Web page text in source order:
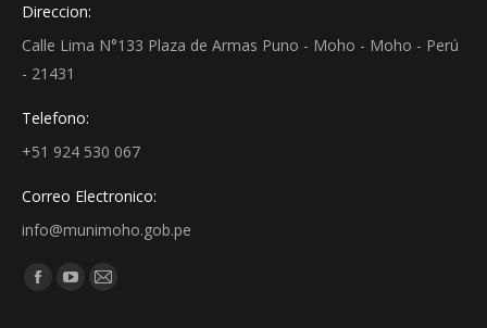
Direccion:
Calle Lima N°133 Plaza de Armas Puno - Moho - Moho - Perú
- 21431
Telefono:
+51 924 530 067
Correo Electronico:
info@munimoho.gob.pe
Encuéntranos en:
Facebook
YouTube
Mail